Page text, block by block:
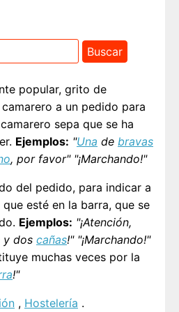
popular, grito de
a un pedido para
sepa que se ha
Ejemplos: "Una de bravas
, por favor" "¡Marchando!"
del pedido, para indicar a
esté en la barra, que se
Ejemplos: "¡Atención,
y dos cañas!" "¡Marchando!"
muchas veces por la
!"
, Hostelería .